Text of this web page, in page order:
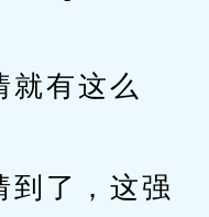
有这么
了，这强